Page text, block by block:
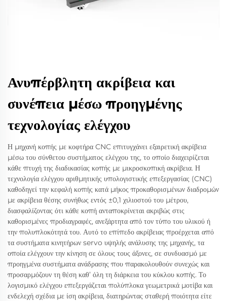
Ανυπέρβλητη ακρίβεια και
συνέπεια μέσω προηγμένης
τεχνολογίας ελέγχου
Η μηχανή κοπής με κοφτήρα CNC επιτυγχάνει εξαιρετική ακρίβεια
μέσω του σύνθετου συστήματος ελέγχου της, το οποίο διαχειρίζεται
κάθε πτυχή της διαδικασίας κοπής με μικροσκοπική ακρίβεια. Η
τεχνολογία ελέγχου αριθμητικής υπολογιστικής επεξεργασίας (CNC)
καθοδηγεί την κεφαλή κοπής κατά μήκος προκαθορισμένων διαδρομών
με ακρίβεια θέσης συνήθως εντός ±0,1 χιλιοστού του μέτρου,
διασφαλίζοντας ότι κάθε κοπή ανταποκρίνεται ακριβώς στις
καθορισμένες προδιαγραφές, ανεξάρτητα από τον τύπο του υλικού ή
την πολυπλοκότητά του. Αυτό το επίπεδο ακρίβειας προέρχεται από
τα συστήματα κινητήρων servo υψηλής ανάλυσης της μηχανής, τα
οποία ελέγχουν την κίνηση σε όλους τους άξονες, σε συνδυασμό με
προηγμένα συστήματα ανάδρασης που παρακολουθούν συνεχώς και
προσαρμόζουν τη θέση καθ’ όλη τη διάρκεια του κύκλου κοπής. Το
λογισμικό ελέγχου επεξεργάζεται πολύπλοκα γεωμετρικά μοτίβα και
ενδελεχή σχέδια με ίση ακρίβεια, διατηρώντας σταθερή ποιότητα είτε